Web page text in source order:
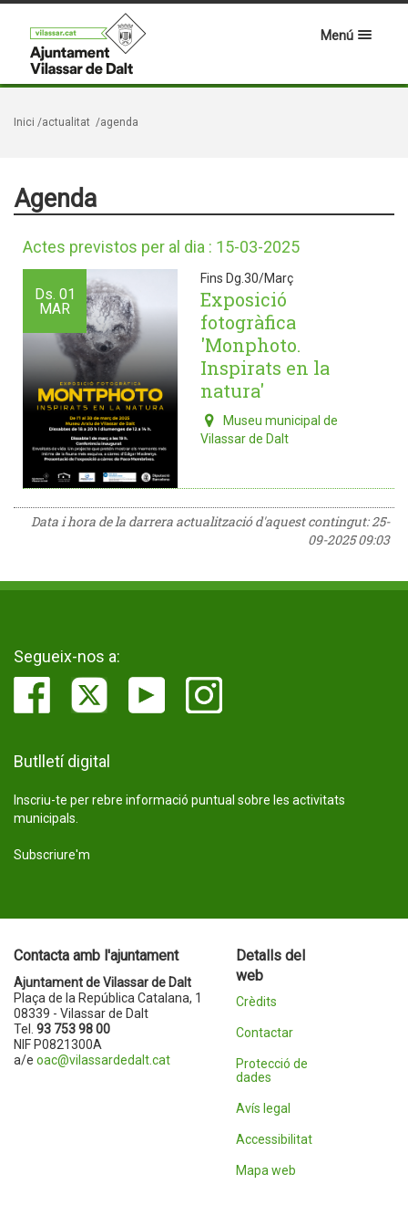
Menú
Inici /actualitat /agenda
Agenda
Actes previstos per al dia : 15-03-2025
Ds. 01
MAR
Fins Dg.30/Març
Exposició
fotogràfica
'Monphoto.
Inspirats en la
natura'
Museu municipal de
Vilassar de Dalt
Data i hora de la darrera actualització d'aquest contingut:25-
09-2025 09:03
Segueix-nos a:
Butlletí digital
Inscriu-te per rebre informació puntual sobre les activitats
municipals.
Subscriure'm
Contacta amb l'ajuntament
Ajuntament de Vilassar de Dalt
Plaça de la República Catalana, 1
08339 - Vilassar de Dalt
Tel. 93 753 98 00
NIF P0821300A
a/e oac@vilassardedalt.cat
Detalls del
web
Crèdits
Contactar
Protecció de
dades
Avís legal
Accessibilitat
Mapa web